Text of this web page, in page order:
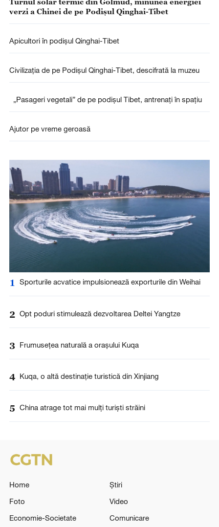
verzi a Chinei de pe Podișul Qinghai-Tibet
Apicultori în podișul Qinghai-Tibet
Civilizația de pe Podișul Qinghai-Tibet, descifrată la muzeu
„Pasageri vegetali” de pe podișul Tibet, antrenați în spațiu
Ajutor pe vreme geroasă
1 Sporturile acvatice impulsionează exporturile din Weihai
2 Opt poduri stimulează dezvoltarea Deltei Yangtze
3 Frumusețea naturală a orașului Kuqa
4 Kuqa, o altă destinație turistică din Xinjiang
5 China atrage tot mai mulți turiști străini
Home
Știri
Foto
Video
Economie-Societate
Comunicare